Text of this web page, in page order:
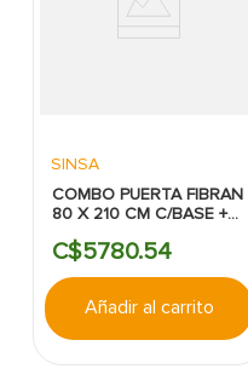
SINSA
COMBO PUERTA FIBRAN
80 X 210 CM C/BASE +
CERRAD PELOTA
C$5780.54
Añadir al carrito